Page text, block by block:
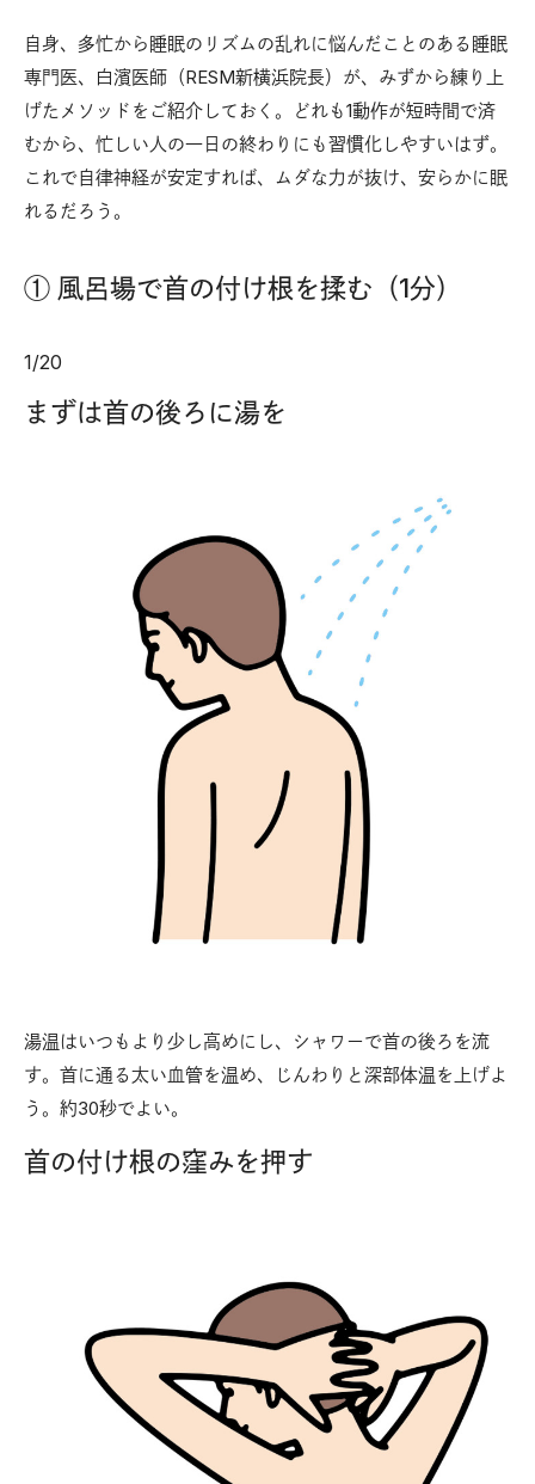
自身、多忙から睡眠のリズムの乱れに悩んだことのある睡眠
専門医、白濱医師（RESM新横浜院長）が、みずから練り上
げたメソッドをご紹介しておく。どれも1動作が短時間で済
むから、忙しい人の一日の終わりにも習慣化しやすいはず。
これで自律神経が安定すれば、ムダな力が抜け、安らかに眠
れるだろう。
① 風呂場で首の付け根を揉む（1分）
1/20
まずは首の後ろに湯を
湯温はいつもより少し高めにし、シャワーで首の後ろを流
す。首に通る太い血管を温め、じんわりと深部体温を上げよ
う。約30秒でよい。
首の付け根の窪みを押す